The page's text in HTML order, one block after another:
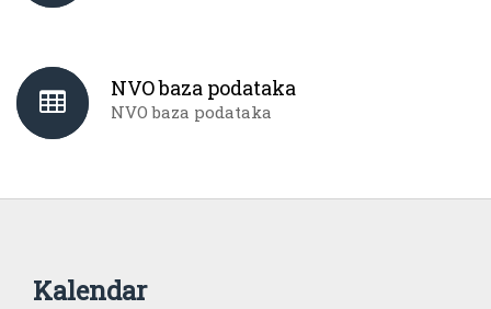
NVO baza podataka
NVO baza podataka
Kalendar